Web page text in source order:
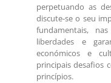
perpetuando as
discute-se o seu
fundamentais,
liberdades e
económicos e
principais desafios
princípios.